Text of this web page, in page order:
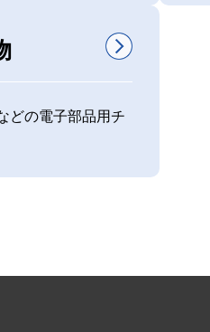
どの電子部品用チ